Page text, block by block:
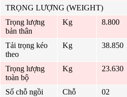
TRỌNG LƯỢNG (WEIGHT)
Trọng lượng
bản thân
Kg 8.800
Tải trọng kéo
theo
Kg 38.850
Trọng lượng
toàn bộ
Kg 23.630
Số chỗ ngồi Chỗ
02